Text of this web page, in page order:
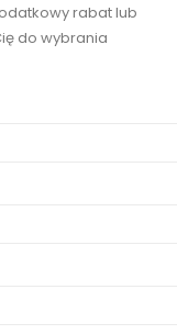
rabat lub
do wybrania